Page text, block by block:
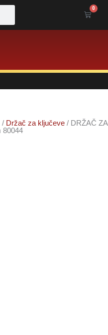
0
Cart
/ Držač za ključeve / DRŽAČ ZA
80044